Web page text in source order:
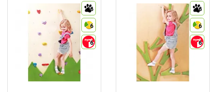
6
6
6
6
6
6